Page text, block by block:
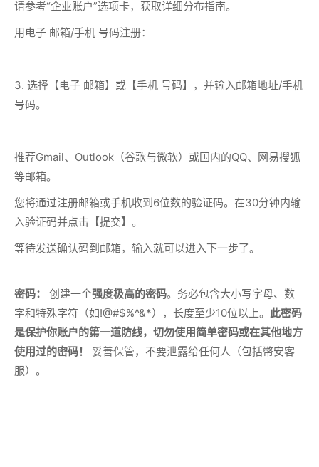
请参考“企业账户”选项卡，获取详细分布指南。
用电子 邮箱/手机 号码注册：
3. 选择【电子 邮箱】或【手机 号码】，并输入邮箱地址/手机
号码。
推荐Gmail、Outlook（谷歌与微软）或国内的QQ、网易搜狐
等邮箱。
您将通过注册邮箱或手机收到6位数的验证码。在30分钟内输
入验证码并点击【提交】。
等待发送确认码到邮箱，输入就可以进入下一步了。
密码： 创建一个强度极高的密码。务必包含大小写字母、数
字和特殊字符（如!@#$%^&*），长度至少10位以上。 此密码
是保护你账户的第一道防线，切勿使用简单密码或在其他地方
使用过的密码！
妥善保管，不要泄露给任何人（包括幣安客
服）。